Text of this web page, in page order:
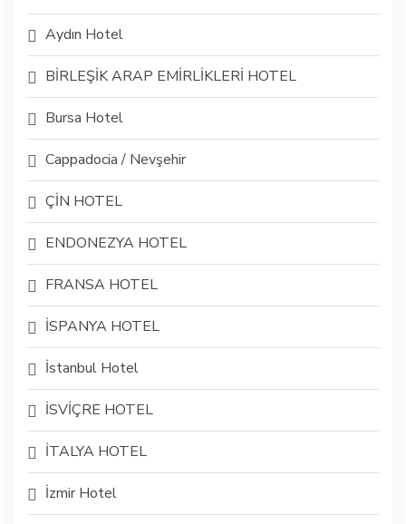
Aydın Hotel
BİRLEŞİK ARAP EMİRLİKLERİ HOTEL
Bursa Hotel
Cappadocia / Nevşehir
ÇİN HOTEL
ENDONEZYA HOTEL
FRANSA HOTEL
İSPANYA HOTEL
İstanbul Hotel
İSVİÇRE HOTEL
İTALYA HOTEL
İzmir Hotel